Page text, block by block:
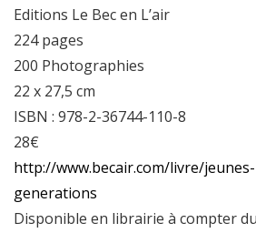
Editions Le Bec en L’air
224 pages
200 Photographies
22 x 27,5 cm
ISBN : 978-2-36744-110-8
28€
http://www.becair.com/livre/jeunes-
generations
Disponible en librairie à compter